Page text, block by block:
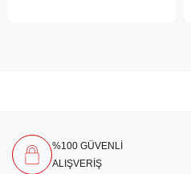
%100 GÜVENLİ
ALIŞVERİŞ